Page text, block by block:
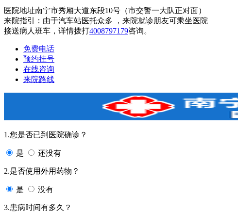
医院地址南宁市秀厢大道东段10号（市交警一大队正对面）
来院指引：由于汽车站医托众多 ，来院就诊朋友可乘坐医院
接送病人班车，详情拨打4008797179咨询。
免费电话
预约挂号
在线咨询
来院路线
1.您是否已到医院确诊？
是 还没有
2.是否使用外用药物？
是 没有
3.患病时间有多久？